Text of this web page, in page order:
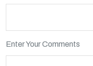
Enter Your Comments